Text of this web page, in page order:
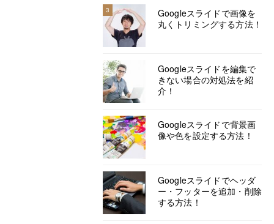
3
Googleスライドで画像を
丸くトリミングする方法！
Googleスライドを編集で
きない場合の対処法を紹
介！
Googleスライドで背景画
像や色を設定する方法！
Googleスライドでヘッダ
ー・フッターを追加・削除
する方法！